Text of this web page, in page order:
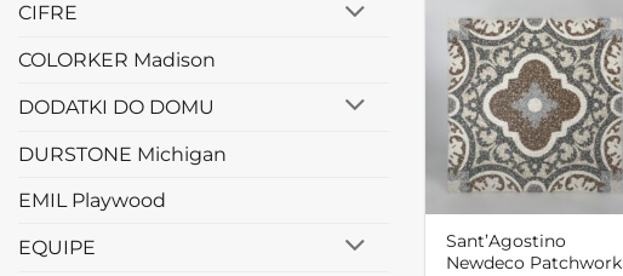
CIFRE
COLORKER Madison
DODATKI DO DOMU
DURSTONE Michigan
EMIL Playwood
EQUIPE
Sant’Agostino
Newdeco Patchwork